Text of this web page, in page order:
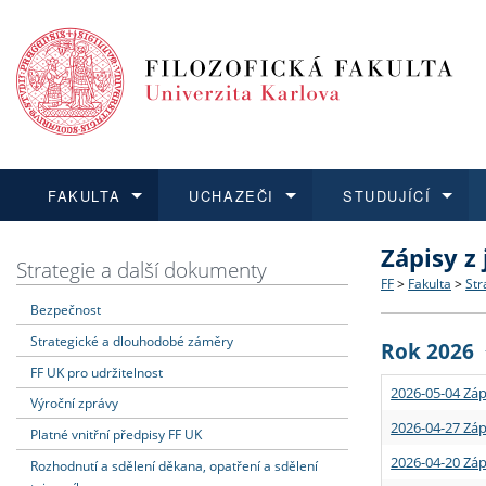
FAKULTA
Dozvědět se více
Struktura
Strategie
Podpora
UCHAZEČI
Podat přihlášku
Co
Učitelské
STUDUJÍCÍ
Dozvědět se více
Rigorózní
Dozvědět se více
O vědě a
Granty a
Dozvědět se více
Aktuální
Strategie a další dokumenty
Bezpečnost
Strategické a dlouhodobé záměry
FF UK pro udržitelnost
Výroční zprávy
Platné vnitřní předpisy FF UK
Rozhodnutí a sdělení děkana, opatření a sdělení
Zápisy
FF > Fakulta >
Rok 2026
2026-05-04
2026-04-27
2026-04-20